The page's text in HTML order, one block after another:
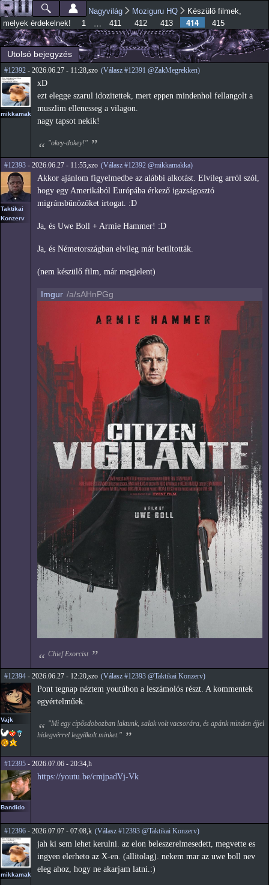
Ugrás a
tartalomra
Főmenü
Jelenlegi hely
Nagyvilág Moziguru HQ
Készülő filmek,
melyek érdekelnek!
1 … 411 412 413 414 415
Utolsó bejegyzés
#12392 - 2026.06.27 - 11:28,szo (Válasz #12391 @ZakMegrekken)
mikkamakka
xD
ezt elegge szarul idozitettek, mert eppen mindenhol fellangolt a
muszlim ellenesseg a vilagon.
nagy tapsot nekik!
"okey-dokey!"
#12393 - 2026.06.27 - 11:55,szo (Válasz #12392 @mikkamakka)
Taktikai
Konzerv
Akkor ajánlom figyelmedbe az alábbi alkotást. Elvileg arról szól,
hogy egy Amerikából Európába érkező igazságosztó
migránsbűnözőket irtogat. :D
Ja, és Uwe Boll + Armie Hammer! :D
Ja, és Németországban elvileg már betiltották.
(nem készülő film, már megjelent)
Imgur /a/sAHnPGg
Chief Exorcist
#12394 - 2026.06.27 - 12:20,szo (Válasz #12393 @Taktikai Konzerv)
Vajk
Pont tegnap néztem youtúbon a leszámolós részt. A kommentek
egyértelműek.
"Mi egy cipősdobozban laktunk, salak volt vacsorára, és apánk minden éjjel
hidegvérrel legyilkolt minket."
#12395 - 2026.07.06 - 20:34,h
Bandido
https://youtu.be/cmjpadVj-Vk
#12396 - 2026.07.07 - 07:08,k (Válasz #12393 @Taktikai Konzerv)
mikkamakka
jah ki sem lehet kerulni. az elon beleszerelmesedett, megvette es
ingyen elerheto az X-en. (allitolag). nekem mar az uwe boll nev
eleg ahoz, hogy ne akarjam latni.:)